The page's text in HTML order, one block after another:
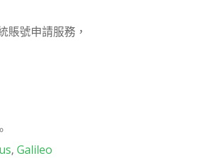
賬號申請服務，
, Galileo